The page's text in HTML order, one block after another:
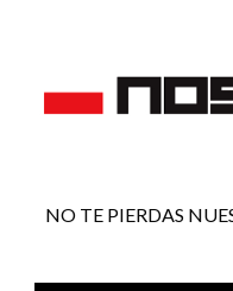
NO TE PIERDAS